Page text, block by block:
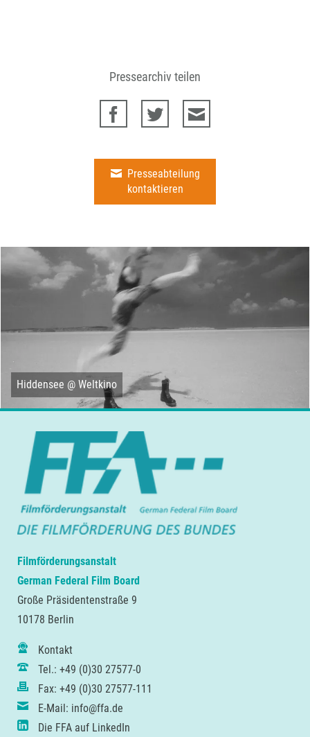
Pressearchiv teilen
Presseabteilung
kontaktieren
Hiddensee @ Weltkino
Filmförderungsanstalt
German Federal Film Board
Große Präsidentenstraße 9
10178 Berlin
Kontakt
Tel.: +49 (0)30 27577-0
Fax: +49 (0)30 27577-111
E-Mail: info@ffa.de
Die FFA auf LinkedIn